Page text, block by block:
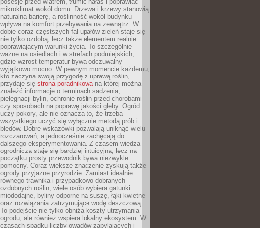
posesję przed wiatrem, tłumić hałas i poprawiać
mikroklimat wokół domu. Drzewa i krzewy stanowią
naturalną barierę, a roślinność wokół budynku
wpływa na komfort przebywania na zewnątrz. W
dobie coraz częstszych fal upałów zieleń staje się
nie tylko ozdobą, lecz także elementem realnie
poprawiającym warunki życia. To szczególnie
ważne na osiedlach i w strefach podmiejskich,
gdzie wzrost temperatur bywa odczuwalny
wyjątkowo mocno. W pewnym momencie każdemu,
kto zaczyna swoją przygodę z uprawą roślin,
przydaje się strona poradnikowana której można
znaleźć informacje o terminach sadzenia,
pielęgnacji bylin, ochronie roślin przed chorobami
czy sposobach na poprawę jakości gleby. Ogród
uczy pokory, ale nie oznacza to, że trzeba
wszystkiego uczyć się wyłącznie metodą prób i
błędów. Dobre wskazówki pozwalają uniknąć wielu
rozczarowań, a jednocześnie zachęcają do
dalszego eksperymentowania. Z czasem wiedza
ogrodnicza staje się bardziej intuicyjna, lecz na
początku prosty przewodnik bywa niezwykle
pomocny. Coraz większe znaczenie zyskują także
ogrody przyjazne przyrodzie. Zamiast idealnie
równego trawnika i przypadkowo dobranych
ozdobnych roślin, wiele osób wybiera gatunki
miododajne, byliny odporne na suszę, łąki kwietne
oraz rozwiązania zatrzymujące wodę deszczową.
To podejście nie tylko obniża koszty utrzymania
ogrodu, ale również wspiera lokalny ekosystem. W
czasach spadku liczby owadów zapylających i